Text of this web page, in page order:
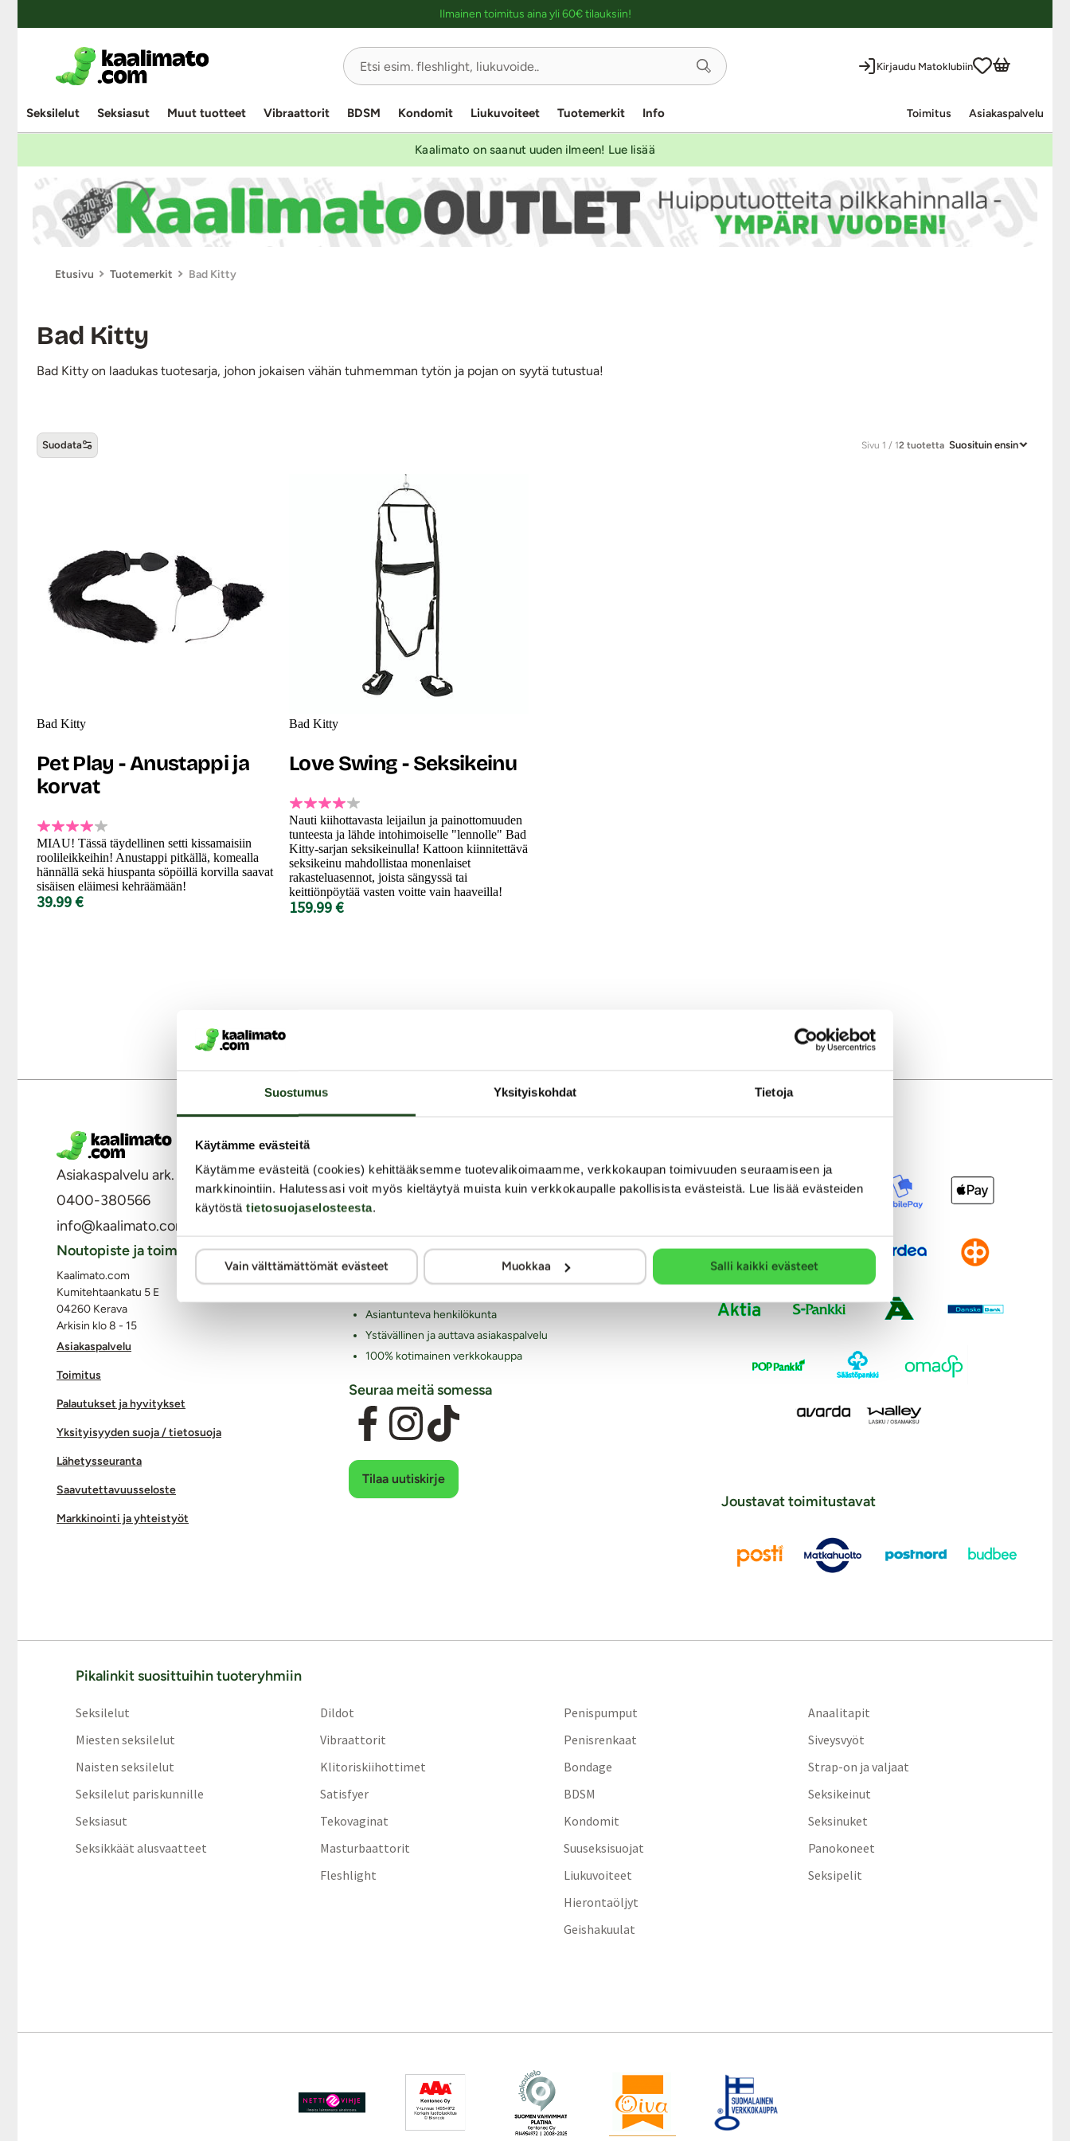
Suostumus Yksityiskohdat Tietoja
Käytämme evästeitä
Käytämme evästeitä (cookies) kehittääksemme tuotevalikoimaamme, verkkokaupan toimivuuden seuraamiseen ja
markkinointiin. Halutessasi voit myös kieltäytyä muista kuin verkkokaupalle pakollisista evästeistä. Lue lisää evästeiden
käytöstä tietosuojaselosteesta.
Vain välttämättömät evästeet Muokkaa Salli kaikki evästeet
Ilmainen toimitus aina yli 60€ tilauksiin!
Kirjaudu Matoklubiin
Seksilelut Seksiasut Muut tuotteet Vibraattorit BDSM Kondomit Liukuvoiteet Tuotemerkit Info Toimitus Asiakaspalvelu
Kaalimato on saanut uuden ilmeen! Lue lisää
Etusivu Tuotemerkit Bad Kitty
Bad Kitty
Bad Kitty on laadukas tuotesarja, johon jokaisen vähän tuhmemman tytön ja pojan on syytä tutustua!
Suodata Sivu 1 / 12 tuotetta Suosituin ensin
Bad Kitty
Pet Play - Anustappi ja
korvat
MIAU! Tässä täydellinen setti kissamaisiin
roolileikkeihin! Anustappi pitkällä, komealla
hännällä sekä hiuspanta söpöillä korvilla saavat
sisäisen eläimesi kehräämään!
39.99 €
Bad Kitty
Love Swing - Seksikeinu
Nauti kiihottavasta leijailun ja painottomuuden
tunteesta ja lähde intohimoiselle "lennolle" Bad
Kitty-sarjan seksikeinulla! Kattoon kiinnitettävä
seksikeinu mahdollistaa monenlaiset
rakasteluasennot, joista sängyssä tai
keittiönpöytää vasten voitte vain haaveilla!
159.99 €
Asiakaspalvelu ark. 8 - 15
0400-380566
info@kaalimato.com
Asiakaspalvelu
Toimitus
Palautukset ja hyvitykset
Yksityisyyden suoja / tietosuoja
Lähetysseuranta
Saavutettavuusseloste
Markkinointi ja yhteistyöt
Noutopiste ja toimisto
Kaalimato.com
Kumitehtaankatu 5 E
04260 Kerava
Arkisin klo 8 - 15
Laaja ja monipuolinen valikoima eroottisia tuotteita
Arkisin ennen klo 14 tehdyt tilaukset lähetetään vielä
samana päivänä
Ilmainen toimitus yli 60€ tilauksiin
Paljon joustavia toimitustapoja alk. 0 €
Asiantunteva henkilökunta
Ystävällinen ja auttava asiakaspalvelu
100% kotimainen verkkokauppa
Seuraa meitä somessa
Tilaa uutiskirje
Joustavat toimitustavat
Pikalinkit suosittuihin tuoteryhmiin
Seksilelut
Miesten seksilelut
Naisten seksilelut
Seksilelut pariskunnille
Seksiasut
Seksikkäät alusvaatteet
Dildot
Vibraattorit
Klitoriskiihottimet
Satisfyer
Tekovaginat
Masturbaattorit
Fleshlight
Penispumput
Penisrenkaat
Bondage
BDSM
Kondomit
Suuseksisuojat
Liukuvoiteet
Hierontaöljyt
Geishakuulat
Anaalitapit
Siveysvyöt
Strap-on ja valjaat
Seksikeinut
Seksinuket
Panokoneet
Seksipelit